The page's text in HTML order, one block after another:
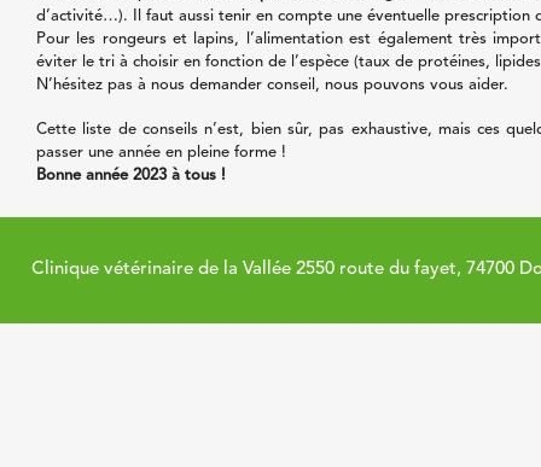
d’activité…). Il faut aussi tenir en compte une éventuelle prescription
Pour les rongeurs et lapins, l’alimentation est également très
éviter le tri à choisir en fonction de l’espèce (taux de protéines,
N’hésitez pas à nous demander conseil, nous pouvons vous aider.
Cette liste de conseils n’est, bien sûr, pas exhaustive, mais ces
passer une année en pleine forme !
Bonne année 2023 à tous !
Clinique vétérinaire de la Vallée 2550 route du fayet, 74700